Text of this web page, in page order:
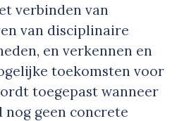
verbinden van
van disciplinaire
en verkennen en
toekomsten voor
toegepast wanneer
nog geen concrete